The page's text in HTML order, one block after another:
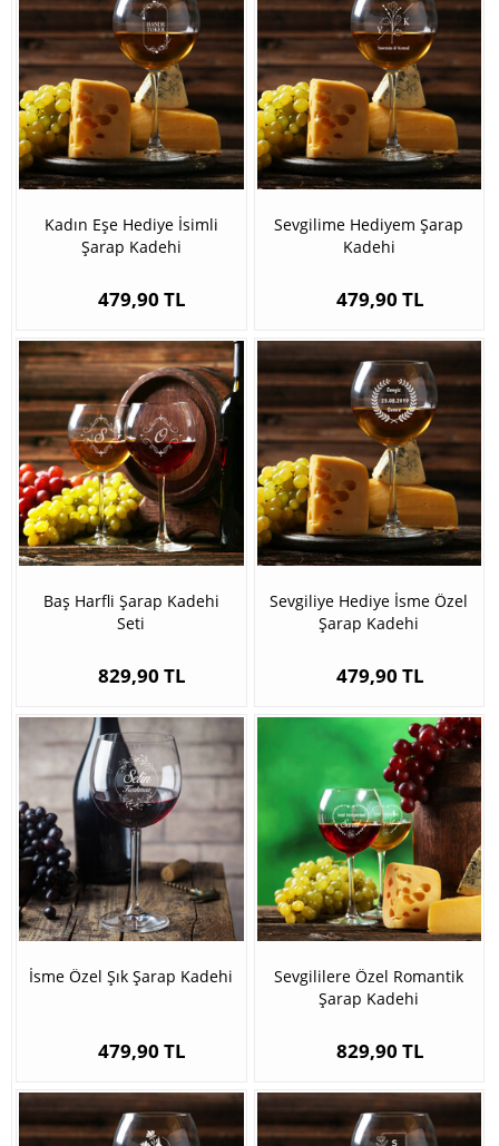
Kadın Eşe Hediye İsimli
Şarap Kadehi
479,90 TL
Sevgilime Hediyem Şarap
Kadehi
479,90 TL
Baş Harfli Şarap Kadehi
Seti
829,90 TL
Sevgiliye Hediye İsme Özel
Şarap Kadehi
479,90 TL
İsme Özel Şık Şarap Kadehi
479,90 TL
Sevgililere Özel Romantik
Şarap Kadehi
829,90 TL